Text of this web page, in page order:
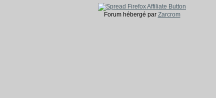
Forum hébergé par Zarcrom